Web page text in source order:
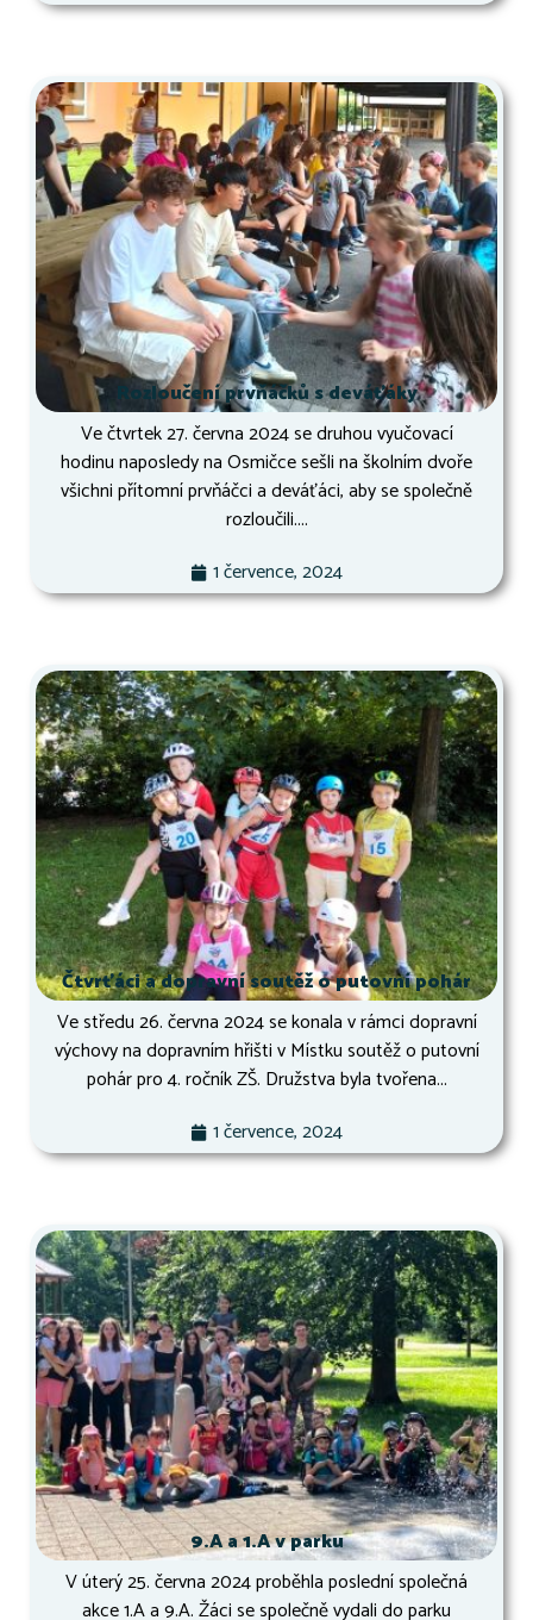
Rozloučení prvňáčků s deváťáky
Ve čtvrtek 27. června 2024 se druhou vyučovací
hodinu naposledy na Osmičce sešli na školním dvoře
všichni přítomní prvňáčci a deváťáci, aby se společně
rozloučili....
1 července, 2024
Čtvrťáci a dopravní soutěž o putovní pohár
Ve středu 26. června 2024 se konala v rámci dopravní
výchovy na dopravním hřišti v Místku soutěž o putovní
pohár pro 4. ročník ZŠ. Družstva byla tvořena...
1 července, 2024
9.A a 1.A v parku
V úterý 25. června 2024 proběhla poslední společná
akce 1.A a 9.A. Žáci se společně vydali do parku